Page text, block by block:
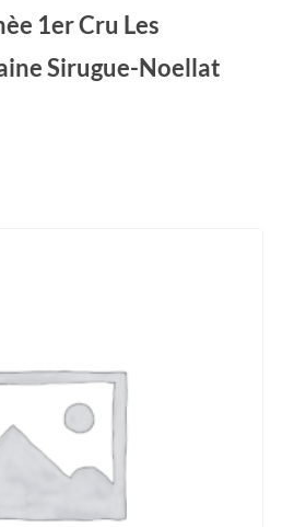
1er Cru Les
Sirugue-Noellat